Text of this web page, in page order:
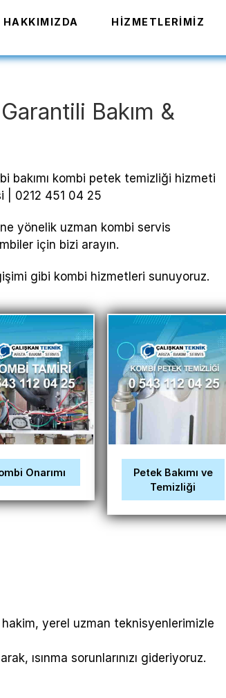
HAKKIMIZDA HIZMETLERIMIZ
Bakım &
bakımı kombi petek temizliği hizmeti
| 0212 451 04 25
yönelik uzman kombi servis
için bizi arayın.
gibi kombi hizmetleri sunuyoruz.
Onarımı
Petek Bakımı ve
Temizliği
hakim, yerel uzman teknisyenlerimizle
ısınma sorunlarınızı gideriyoruz.